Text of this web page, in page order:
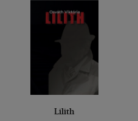
Lilith